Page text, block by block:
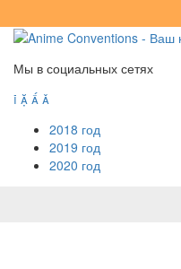
Мы в социальных сетях
   
2018 год
2019 год
2020 год